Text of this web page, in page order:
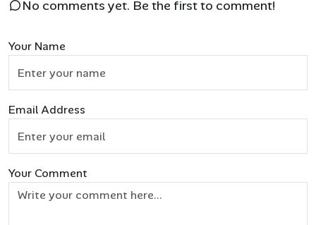
No comments yet. Be the first to comment!
Your Name
Email Address
Your Comment